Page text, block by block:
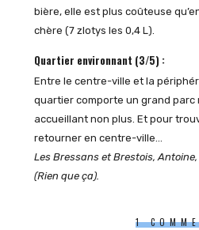
bière, elle est plus coûteuse
chère (7 zlotys les 0,4 L).
Quartier environnant (3/5) :
Entre le centre-ville et la
quartier comporte un grand parc
accueillant non plus. Et pour
retourner en centre-ville…
Les Bressans et Brestois, Antoine,
(Rien que ça).
1